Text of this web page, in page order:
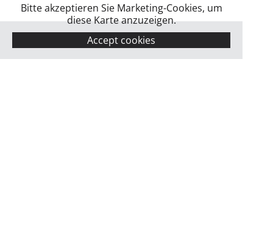
Bitte akzeptieren Sie Marketing-Cookies, um
diese Karte anzuzeigen.
Accept cookies